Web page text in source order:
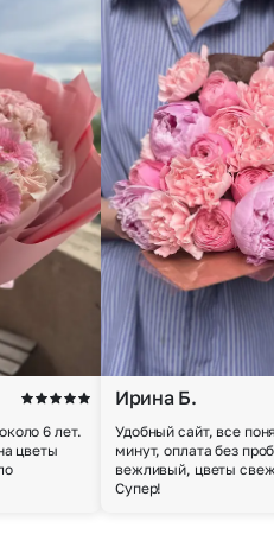
6 лет.
цветы
Ирина Б.
Удобный сайт, все
минут, оплата без
вежливый, цветы
Супер!